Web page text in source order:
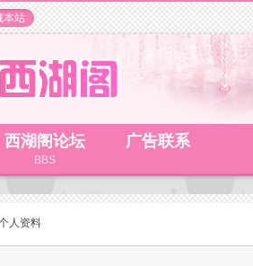
本站
西湖阁论坛
BBS
广告联系
人资料